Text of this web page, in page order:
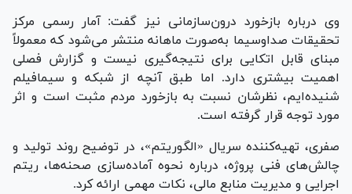
وی درباره بازخورد درون‌سازمانی نیز گفت: آمار رسمی مرکز
تحقیقات صداوسیما به‌صورت ماهانه منتشر می‌شود که معمولاً
مبنای قابل اتکایی برای نتیجه‌گیری نیست و گزارش فصلی
اهمیت بیشتری دارد. اما طبق آنچه از شبکه و سیمافیلم
شنیده‌ایم، نظرشان نسبت به بازخورد مردم مثبت است و اثر
مورد توجه قرار گرفته است.
صفری، تهیه‌کننده سریال «الگوریتم»، در توضیح روند تولید و
چالش‌های فنی پروژه، درباره نحوه آماده‌سازی صحنه‌ها، ریتم
اجرایی و مدیریت منابع مالی، نکات مهمی ارائه کرد.